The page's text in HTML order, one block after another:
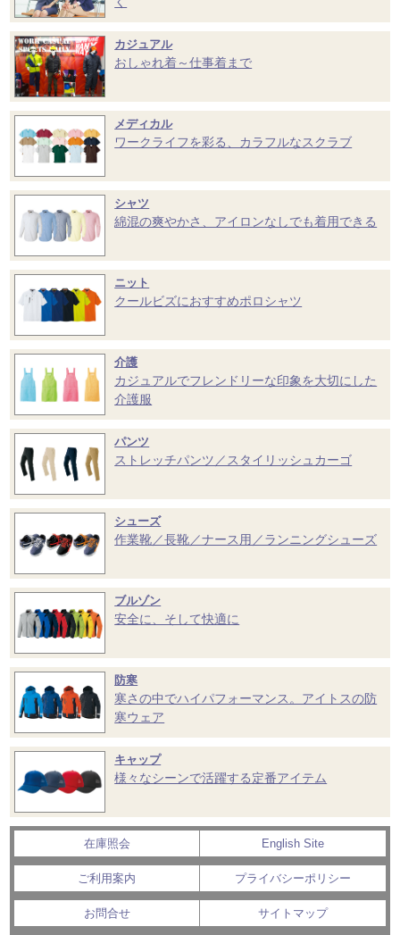
カジュアル
おしゃれ着～仕事着まで
メディカル
ワークライフを彩る、カラフルなスクラブ
シャツ
綿混の爽やかさ、アイロンなしでも着用できる
ニット
クールビズにおすすめポロシャツ
介護
カジュアルでフレンドリーな印象を大切にした
介護服
パンツ
ストレッチパンツ／スタイリッシュカーゴ
シューズ
作業靴／長靴／ナース用／ランニングシューズ
ブルゾン
安全に、そして快適に
防寒
寒さの中でハイパフォーマンス。アイトスの防
寒ウェア
キャップ
様々なシーンで活躍する定番アイテム
在庫照会 English Site
ご利用案内 プライバシーポリシー
お問合せ サイトマップ